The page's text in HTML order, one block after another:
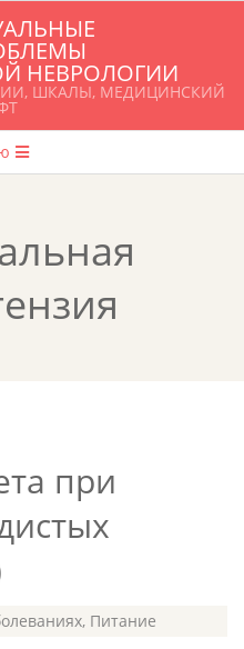
НЕВРОЛОГИИ
ШКАЛЫ, МЕДИЦИНСКИЙ
при
, Питание